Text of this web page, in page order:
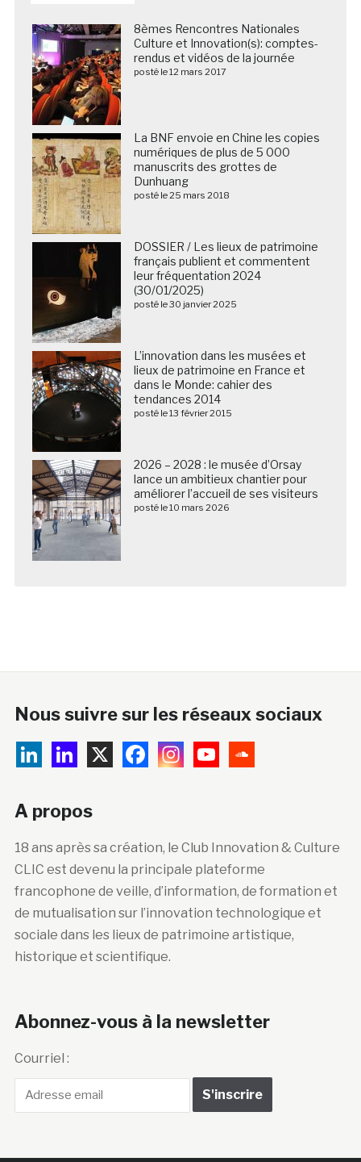
8èmes Rencontres Nationales
Culture et Innovation(s): comptes-
rendus et vidéos de la journée
posté le 12 mars 2017
La BNF envoie en Chine les copies
numériques de plus de 5 000
manuscrits des grottes de
Dunhuang
posté le 25 mars 2018
DOSSIER / Les lieux de patrimoine
français publient et commentent
leur fréquentation 2024
(30/01/2025)
posté le 30 janvier 2025
L’innovation dans les musées et
lieux de patrimoine en France et
dans le Monde: cahier des
tendances 2014
posté le 13 février 2015
2026 – 2028 : le musée d’Orsay
lance un ambitieux chantier pour
améliorer l’accueil de ses visiteurs
posté le 10 mars 2026
Nous suivre sur les réseaux sociaux
A propos
18 ans après sa création, le Club Innovation & Culture
CLIC est devenu la principale plateforme
francophone de veille, d’information, de formation et
de mutualisation sur l’innovation technologique et
sociale dans les lieux de patrimoine artistique,
historique et scientifique.
Abonnez-vous à la newsletter
Courriel :